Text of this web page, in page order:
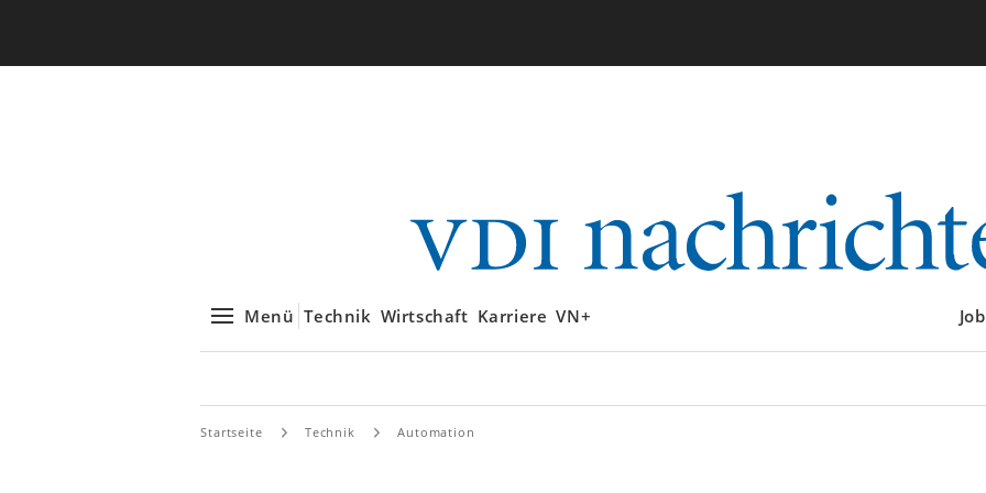
Menü Technik Wirtschaft Karriere VN+
Startseite Technik Automation